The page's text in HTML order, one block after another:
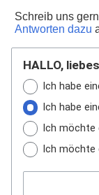
Schreib uns
Antworten dazu
HALLO,
Ich habe
Ich habe
Ich möchte
Ich möchte